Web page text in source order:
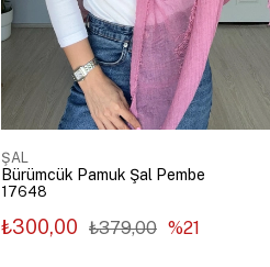
ŞAL
Bürümcük Pamuk Şal Pembe
17648
₺300,00 ₺379,00 %21